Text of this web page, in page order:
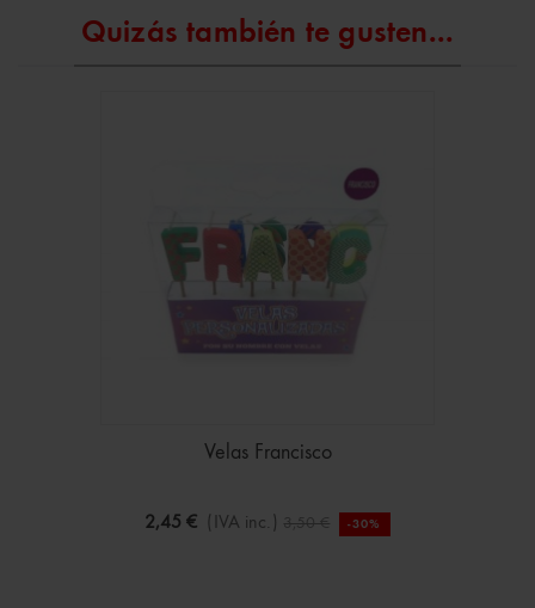
Quizás también te gusten...
Velas Francisco
2,45 € (IVA inc.) 3,50 € -30%